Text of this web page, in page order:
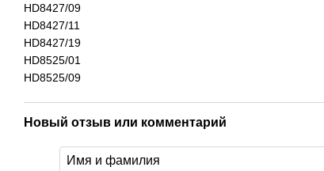
HD8427/09
HD8427/11
HD8427/19
HD8525/01
HD8525/09
Новый отзыв или комментарий